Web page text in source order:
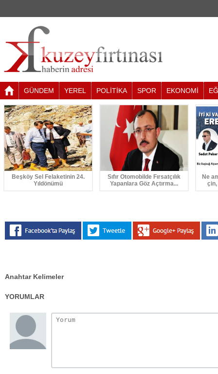
GÜNDEM YEREL POLİTİKA SPOR EKONOMİ
Beşköy Sel Felaketinin 24.
Yıldönümü
Sıfır Otomobilde Fırsatçılık
Yapanlara Göz Açtırma...
Ne
Anahtar Kelimeler
YORUMLAR